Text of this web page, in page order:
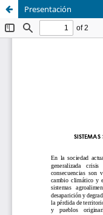
Presentación